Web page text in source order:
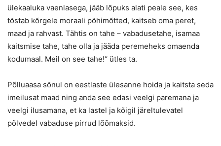
ülekaaluka vaenlasega, jääb lõpuks alati peale see, kes
tõstab kõrgele moraali põhimõtted, kaitseb oma peret,
maad ja rahvast. Tähtis on tahe – vabadusetahe, isamaa
kaitsmise tahe, tahe olla ja jääda peremeheks omaenda
kodumaal. Meil on see tahe!“ ütles ta.
Põlluaasa sõnul on eestlaste ülesanne hoida ja kaitsta seda
imeilusat maad ning anda see edasi veelgi paremana ja
veelgi ilusamana, et ka lastel ja kõigil järeltulevatel
põlvedel vabaduse pirrud lõõmaksid.